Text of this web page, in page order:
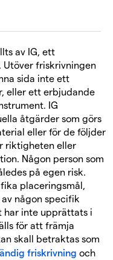
av IG, ett
Utöver friskrivningen
sida inte ett
eller ett erbjudande
IG
åtgärder som görs
eller för de följder
riktigheten eller
Någon person som
på egen risk.
placeringsmål,
någon specifik
har inte upprättats i
för att främja
skall betraktas som
friskrivning och